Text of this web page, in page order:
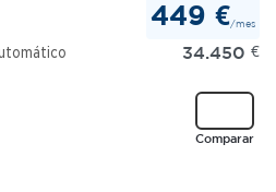
se usan para personalizar
ofrecer funciones de redes
Además, compartimos
haga del sitio web con
sociales, publicidad y análisis
449 €/mes
34.450 €
Comparar